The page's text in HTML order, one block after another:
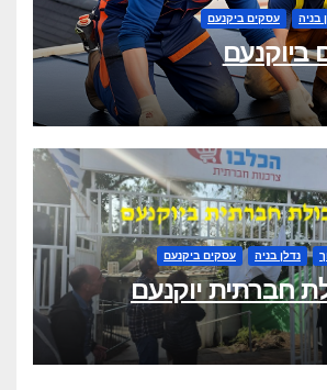
בניה עסקים ביקנעם
ביוקנעם
נדלן בניה עסקים ביקנעם
חברתית יוקנעם